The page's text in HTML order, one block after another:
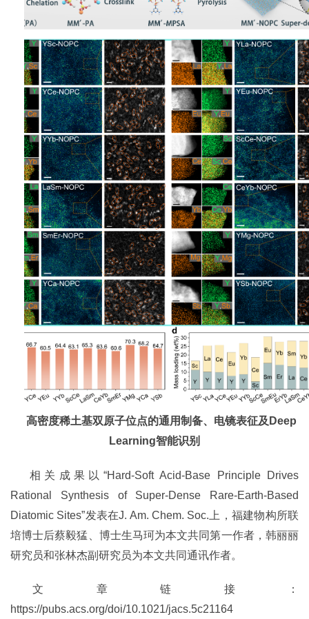
高密度稀土基双原子位点的通用制备、电镜表征及 Deep
Learning智能识别
相关成果以“Hard-Soft Acid-Base Principle Drives
Rational Synthesis of Super-Dense Rare-Earth-Based
Diatomic Sites”发表在J. Am. Chem. Soc.上，福建物构所联
培博士后蔡毅猛、博士生马珂为本文共同第一作者，韩丽丽
研究员和张林杰副研究员为本文共同通讯作者。
文章链接：
https://pubs.acs.org/doi/10.1021/jacs.5c21164